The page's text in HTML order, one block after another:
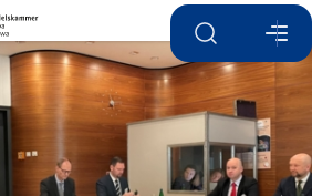
Suche öffnen